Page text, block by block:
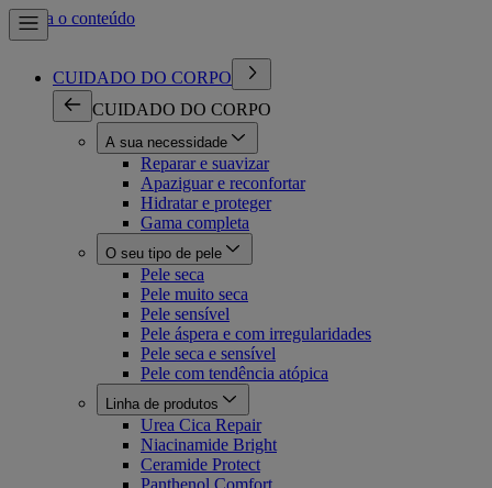
Ir para o conteúdo
CUIDADO DO CORPO
CUIDADO DO CORPO
A sua necessidade
Reparar e suavizar
Apaziguar e reconfortar
Hidratar e proteger
Gama completa
O seu tipo de pele
Pele seca
Pele muito seca
Pele sensível
Pele áspera e com irregularidades
Pele seca e sensível
Pele com tendência atópica
Linha de produtos
Urea Cica Repair
Niacinamide Bright
Ceramide Protect
Panthenol Comfort